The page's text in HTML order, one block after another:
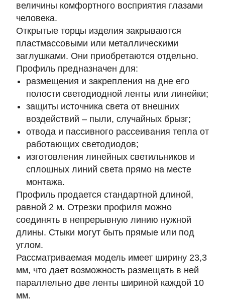
величины комфортного восприятия глазами
человека.
Открытые торцы изделия закрываются
пластмассовыми или металлическими
заглушками. Они приобретаются отдельно.
Профиль предназначен для:
размещения и закрепления на дне его
полости светодиодной ленты или линейки;
защиты источника света от внешних
воздействий – пыли, случайных брызг;
отвода и пассивного рассеивания тепла от
работающих светодиодов;
изготовления линейных светильников и
сплошных линий света прямо на месте
монтажа.
Профиль продается стандартной длиной,
равной 2 м. Отрезки профиля можно
соединять в непрерывную линию нужной
длины. Стыки могут быть прямые или под
углом.
Рассматриваемая модель имеет ширину 23,3
мм, что дает возможность размещать в ней
параллельно две ленты шириной каждой 10
мм.